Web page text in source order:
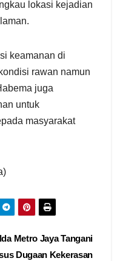
lokasi kejadian
keamanan di
rawan namun
juga
untuk
masyarakat
Metro Jaya Tangani
Dugaan Kekerasan